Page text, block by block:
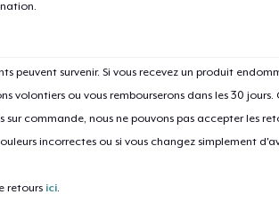
peuvent survenir. Si vous recevez un produit
volontiers ou vous rembourserons dans les 30 jours.
commande, nous ne pouvons pas accepter les
incorrectes ou si vous changez simplement
retours ici.